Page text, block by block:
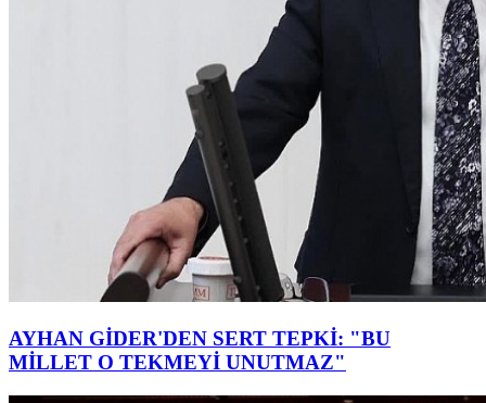
AYHAN GİDER'DEN SERT TEPKİ: "BU
MİLLET O TEKMEYİ UNUTMAZ"